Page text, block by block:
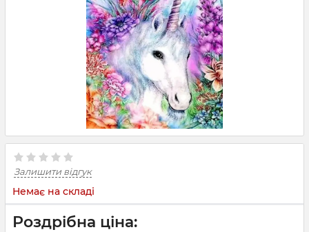
Залишити відгук
Немає на складі
Роздрібна ціна: